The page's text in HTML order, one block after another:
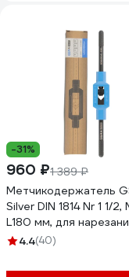
-31%
960 ₽1 389 ₽
Метчикодержатель
Silver DIN 1814 Nr 1 1/2,
L180 мм, для
резьбы по металлу
4.4(40)